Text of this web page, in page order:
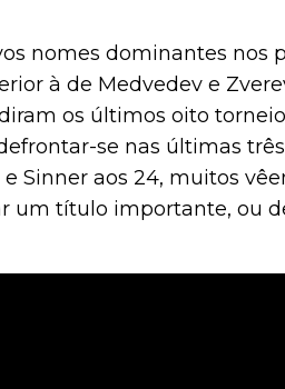
nomes dominantes nos
à de Medvedev e
os últimos oito
se nas últimas
Sinner aos 24, muitos
um título importante, ou